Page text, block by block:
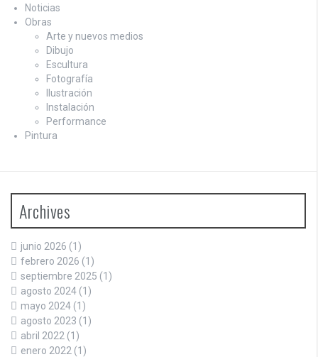
Noticias
Obras
Arte y nuevos medios
Dibujo
Escultura
Fotografía
Ilustración
Instalación
Performance
Pintura
Archives
junio 2026 (1)
febrero 2026 (1)
septiembre 2025 (1)
agosto 2024 (1)
mayo 2024 (1)
agosto 2023 (1)
abril 2022 (1)
enero 2022 (1)